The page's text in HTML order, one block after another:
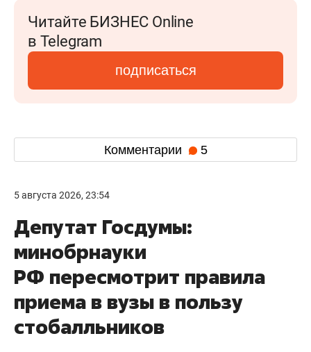
Читайте БИЗНЕС Online
в Telegram
подписаться
Комментарии 5
5 августа 2026, 23:54
Депутат Госдумы:
минобрнауки
РФ пересмотрит правила
приема в вузы в пользу
стобалльников